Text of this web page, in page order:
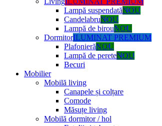
Lampă suspendatăNOU
CandelabruNOU
Lampă de birouNOU
DormitorILUMINAT PREMIUM
PlafonierăNOU
Lampă de pereteNOU
Becuri
Mobilier
Mobilă living
Canapele și colțare
Comode
Măsuțe living
Mobilă dormitor / hol